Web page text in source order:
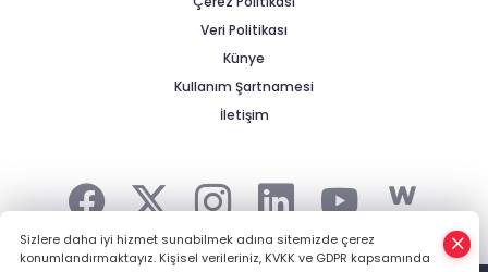
Tarihi Yürüyüş Yolları Mihalıççık’ta
Devam Etti
Yeşilay Zafer Kupası Tenis Turnuvası
İçin Kayıtlar Başladı
Veri Politikası
Künye
Kullanım Şartnamesi
İletişim
Şehrin Haberi, Kırsalın Gündemi... - HABER YAZILIMIve
Sizlere daha iyi hizmet sunabilmek adına sitemizde çerez
konumlandırmaktayız. Kişisel verileriniz, KVKK ve GDPR kapsamında